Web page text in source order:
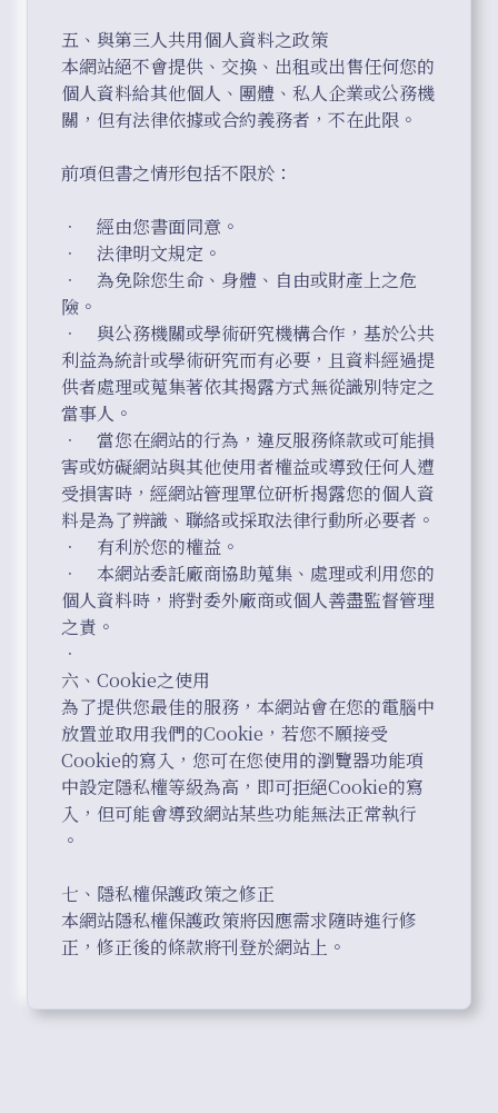
五、與第三人共用個人資料之政策
本網站絕不會提供、交換、出租或出售任何您的
個人資料給其他個人、團體、私人企業或公務機
關，但有法律依據或合約義務者，不在此限。
前項但書之情形包括不限於：
．	經由您書面同意。
．	法律明文規定。
．	為免除您生命、身體、自由或財產上之危
險。
．	與公務機關或學術研究機構合作，基於公共
利益為統計或學術研究而有必要，且資料經過提
供者處理或蒐集著依其揭露方式無從識別特定之
當事人。
．	當您在網站的行為，違反服務條款或可能損
害或妨礙網站與其他使用者權益或導致任何人遭
受損害時，經網站管理單位研析揭露您的個人資
料是為了辨識、聯絡或採取法律行動所必要者。
．	有利於您的權益。
．	本網站委託廠商協助蒐集、處理或利用您的
個人資料時，將對委外廠商或個人善盡監督管理
之責。
．
六、Cookie之使用
為了提供您最佳的服務，本網站會在您的電腦中
放置並取用我們的Cookie，若您不願接受
Cookie的寫入，您可在您使用的瀏覽器功能項
中設定隱私權等級為高，即可拒絕Cookie的寫
入，但可能會導致網站某些功能無法正常執行
。
七、隱私權保護政策之修正
本網站隱私權保護政策將因應需求隨時進行修